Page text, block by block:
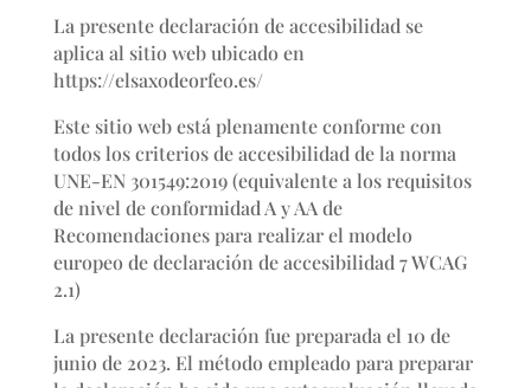
La presente declaración de accesibilidad se
aplica al sitio web ubicado en
https://elsaxodeorfeo.es/
Este sitio web está plenamente conforme con
todos los criterios de accesibilidad de la norma
UNE-EN 301549:2019 (equivalente a los requisitos
de nivel de conformidad A y AA de
Recomendaciones para realizar el modelo
europeo de declaración de accesibilidad 7 WCAG
2.1)
La presente declaración fue preparada el 10 de
junio de 2023. El método empleado para preparar